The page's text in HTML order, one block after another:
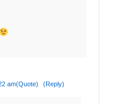
am(Quote) (Reply)